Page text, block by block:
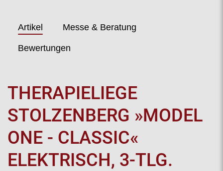
Artikel Messe & Beratung
Bewertungen
THERAPIELIEGE
STOLZENBERG »MODEL
ONE - CLASSIC«
ELEKTRISCH, 3-TLG.